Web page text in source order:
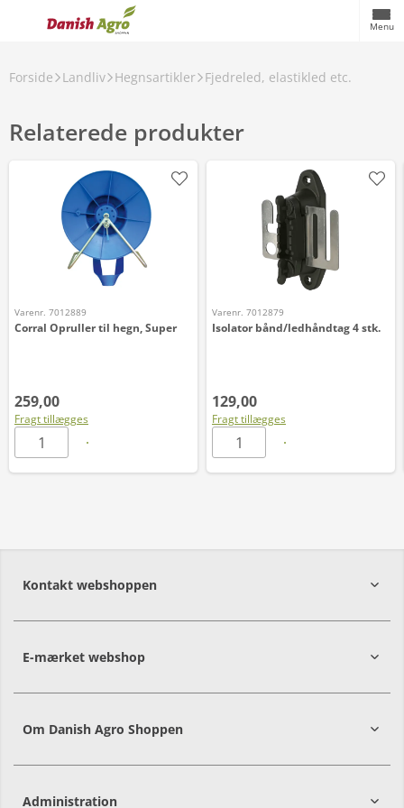
Menu
Forside Landliv Hegnsartikler Fjedreled, elastikled etc.
Relaterede produkter
Varenr. 7012889
Corral Opruller til hegn, Super
259,00
Fragt tillægges
Varenr. 7012879
Isolator bånd/ledhåndtag 4 stk.
129,00
Fragt tillægges
Kontakt webshoppen
E-mærket webshop
Om Danish Agro Shoppen
Administration